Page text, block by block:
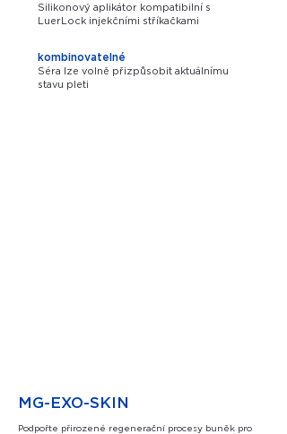
Silikonový aplikátor kompatibilní s
LuerLock injekčními stříkačkami
kombinovatelné
Séra lze volně přizpůsobit aktuálnímu
stavu pleti
MG-EXO-SKIN
Podpořte přirozené regenerační procesy buněk pro